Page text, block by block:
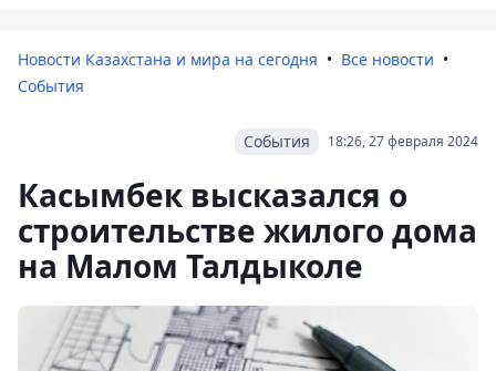
Новости Казахстана и мира на сегодня
Все новости
События
18:26, 27 февраля 2024
События
Касымбек высказался о
строительстве жилого дома
на Малом Талдыколе